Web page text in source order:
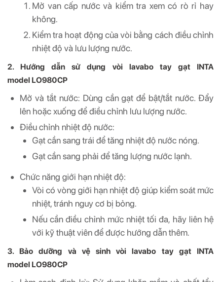
Mở van cấp nước và kiểm tra xem có rò rỉ hay
không.
Kiểm tra hoạt động của vòi bằng cách điều chỉnh
nhiệt độ và lưu lượng nước.
2. Hướng dẫn sử dụng vòi lavabo tay gạt INTA
model LO980CP
Mở và tắt nước: Dùng cần gạt để bật/tắt nước. Đẩy
lên hoặc xuống để điều chỉnh lưu lượng nước.
Điều chỉnh nhiệt độ nước:
Gạt cần sang trái để tăng nhiệt độ nước nóng.
Gạt cần sang phải để tăng lượng nước lạnh.
Chức năng giới hạn nhiệt độ:
Vòi có vòng giới hạn nhiệt độ giúp kiểm soát mức
nhiệt, tránh nguy cơ bị bỏng.
Nếu cần điều chỉnh mức nhiệt tối đa, hãy liên hệ
với kỹ thuật viên để được hướng dẫn thêm.
3. Bảo dưỡng và vệ sinh vòi lavabo tay gạt INTA
model LO980CP